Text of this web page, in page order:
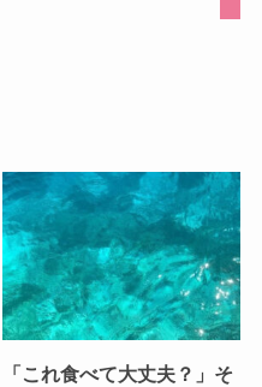
「これ食べて大丈夫？」そ